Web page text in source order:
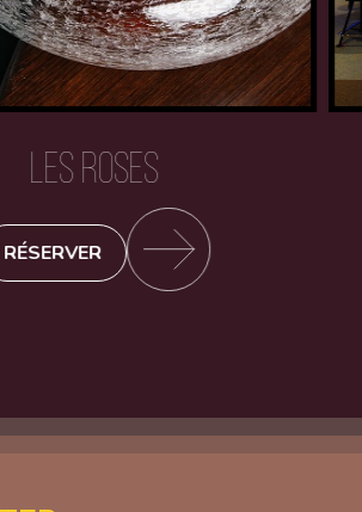
LES ROSES
RÉSERVER